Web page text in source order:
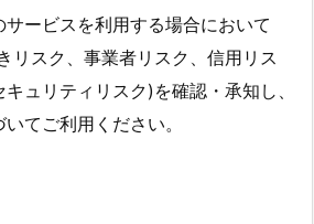
ービスを利用する場合において
リスク、事業者リスク、信用リス
ュリティリスク)を確認・承知し、
てご利用ください。